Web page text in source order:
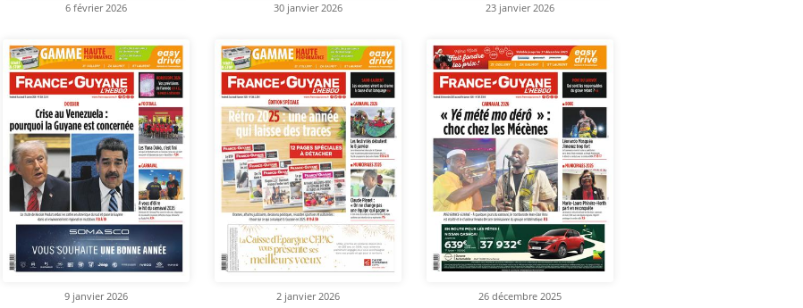
6 février 2026 30 janvier 2026 23 janvier 2026
9 janvier 2026 2 janvier 2026 26 décembre 2025